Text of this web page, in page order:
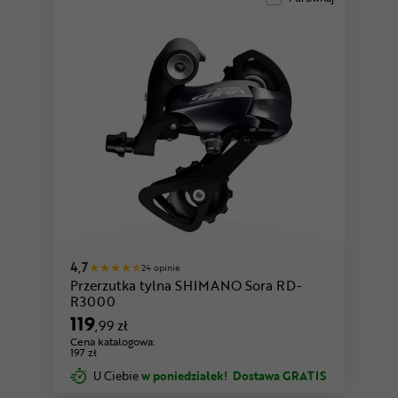
4,7 24 opinie
Przerzutka tylna SHIMANO Sora RD-
R3000
119,99 zł
Cena katalogowa:
197 zł
U Ciebiew poniedziałek! Dostawa GRATIS